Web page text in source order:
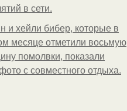
в сети.
и хейли бибер, которые в
месяце отметили восьмую
помолвки, показали
с совместного отдыха.